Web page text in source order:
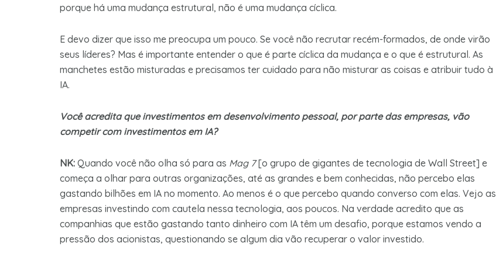
porque há uma mudança estrutural, não é uma mudança cíclica.
E devo dizer que isso me preocupa um pouco. Se você não recrutar recém-formados, de onde virão
seus líderes? Mas é importante entender o que é parte cíclica da mudança e o que é estrutural. As
manchetes estão misturadas e precisamos ter cuidado para não misturar as coisas e atribuir tudo à
IA.
Você acredita que investimentos em desenvolvimento pessoal, por parte das empresas, vão
competir com investimentos em IA?
NK: Quando você não olha só para as Mag 7[o grupo de gigantes de tecnologia de Wall Street] e
começa a olhar para outras organizações, até as grandes e bem conhecidas, não percebo elas
gastando bilhões em IA no momento. Ao menos é o que percebo quando converso com elas. Vejo as
empresas investindo com cautela nessa tecnologia, aos poucos. Na verdade acredito que as
companhias que estão gastando tanto dinheiro com IA têm um desafio, porque estamos vendo a
pressão dos acionistas, questionando se algum dia vão recuperar o valor investido.